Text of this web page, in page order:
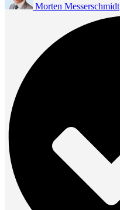
Morten Messerschmidt